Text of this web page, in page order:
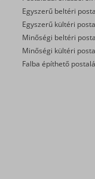
Falba építhető